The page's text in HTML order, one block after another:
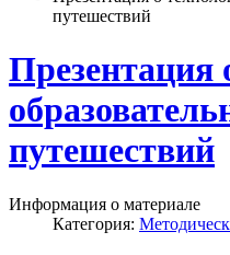
путешествий
Презентация
путешествий
Информация о материале
Категория: